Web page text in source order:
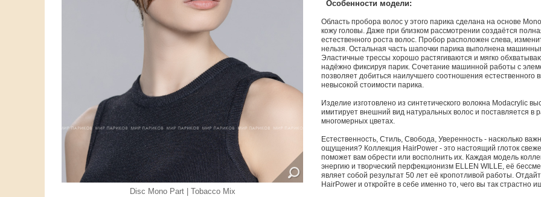
Disc Mono Part | Tobacco Mix
Особенности модели:
Область пробора волос у этого парика сделана на основе
кожу головы. Даже при близком рассмотрении создаётся
естественного роста волос. Пробор расположен слева,
нельзя. Остальная часть шапочки парика выполнена
Эластичные трессы хорошо растягиваются и мягко
надёжно фиксируя парик. Сочетание машинной работы с
позволяет добиться наилучшего соотношения естественного
невысокой стоимости парика.
Изделие изготовлено из синтетического волокна Modacrylic
имитирует внешний вид натуральных волос и поставляется в
многомерных цветах.
Естественность, Стиль, Свобода, Уверенность - насколько
ощущения? Коллекция HairPower - это настоящий глоток
поможет вам обрести или восполнить их. Каждая модель
энергию и творческий перфекционизм ELLEN WILLE, её
являет собой результат 50 лет её кропотливой работы.
HairPower и откройте в себе именно то, чего вы так страстно